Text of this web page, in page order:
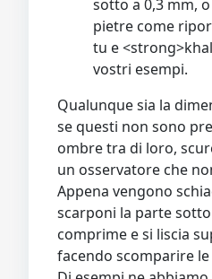
sotto a 0,3 mm,
pietre come
tu e
vostri esempi.
Qualunque sia la
se questi non sono
ombre tra di loro,
un osservatore che
Appena vengono
scarponi la parte
comprime e si liscia
facendo scomparire